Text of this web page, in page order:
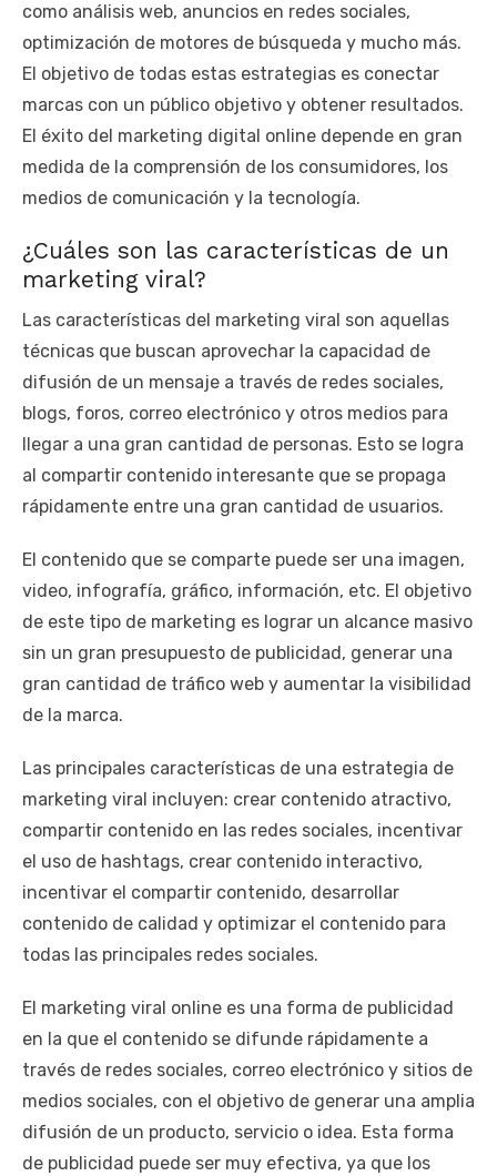
como análisis web, anuncios en redes sociales,
optimización de motores de búsqueda y mucho más.
El objetivo de todas estas estrategias es conectar
marcas con un público objetivo y obtener resultados.
El éxito del marketing digital online depende en gran
medida de la comprensión de los consumidores, los
medios de comunicación y la tecnología.
¿Cuáles son las características de un
marketing viral?
Las características del marketing viral son aquellas
técnicas que buscan aprovechar la capacidad de
difusión de un mensaje a través de redes sociales,
blogs, foros, correo electrónico y otros medios para
llegar a una gran cantidad de personas. Esto se logra
al compartir contenido interesante que se propaga
rápidamente entre una gran cantidad de usuarios.
El contenido que se comparte puede ser una imagen,
video, infografía, gráfico, información, etc. El objetivo
de este tipo de marketing es lograr un alcance masivo
sin un gran presupuesto de publicidad, generar una
gran cantidad de tráfico web y aumentar la visibilidad
de la marca.
Las principales características de una estrategia de
marketing viral incluyen: crear contenido atractivo,
compartir contenido en las redes sociales, incentivar
el uso de hashtags, crear contenido interactivo,
incentivar el compartir contenido, desarrollar
contenido de calidad y optimizar el contenido para
todas las principales redes sociales.
El marketing viral online es una forma de publicidad
en la que el contenido se difunde rápidamente a
través de redes sociales, correo electrónico y sitios de
medios sociales, con el objetivo de generar una amplia
difusión de un producto, servicio o idea. Esta forma
de publicidad puede ser muy efectiva, ya que los